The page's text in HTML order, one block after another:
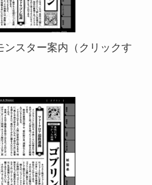
ンスター案内（クリックす